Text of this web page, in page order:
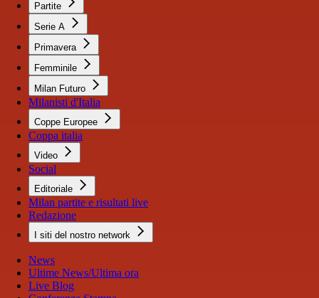
Partite
Serie A
Primavera
Femminile
Milan Futuro
Milanisti d'Italia
Coppe Europee
Coppa italia
Video
Social
Editoriale
Milan partite e risultati live
Redazione
I siti del nostro network
News
Ultime News/Ultima ora
Live Blog